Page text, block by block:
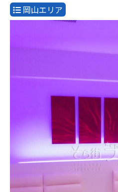
岡山エリア